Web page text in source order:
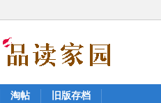
淘帖 旧版存档